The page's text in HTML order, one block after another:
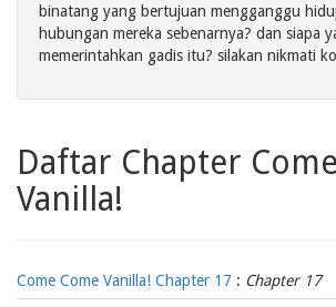
binatang yang bertujuan mengganggu
hubungan mereka sebenarnya? dan siapa
memerintahkan gadis itu? silakan nikmati
Daftar Chapter
Vanilla!
Come Come Vanilla! Chapter 17 : Chapter 17